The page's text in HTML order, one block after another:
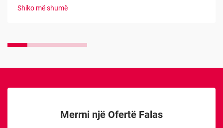
Shiko më shumë
Merrni një Ofertë Falas